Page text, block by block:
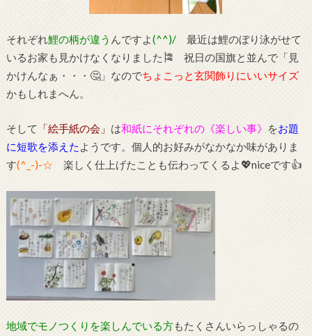
それぞれ鯉の柄が違う んですよ(^^)/最近は鯉のぼり泳がせて
いるお家も見かけなくなりました🎏 祝日の国旗と並んで「見
かけんなぁ・・・🤔」なのでちょこっと玄関飾りにいいサイズ
かもしれまへん。
そして 「絵手紙の会」 は和紙にそれぞれの《楽しい事》 をお題
に短歌を添えた ようです。個人的お好みがなかなか味がありま
す(^_-)-☆ 楽しく仕上げたことも伝わってくるよ💖niceです👍
地域でモノつくりを楽しんでいる方もたくさんいらっしゃるの